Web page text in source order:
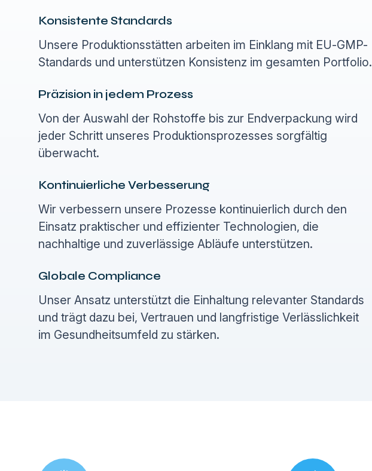
Konsistente Standards
Unsere Produktionsstätten arbeiten im Einklang mit EU-GMP-
Standards und unterstützen Konsistenz im gesamten Portfolio.
Präzision in jedem Prozess
Von der Auswahl der Rohstoffe bis zur Endverpackung wird
jeder Schritt unseres Produktionsprozesses sorgfältig
überwacht.
Kontinuierliche Verbesserung
Wir verbessern unsere Prozesse kontinuierlich durch den
Einsatz praktischer und effizienter Technologien, die
nachhaltige und zuverlässige Abläufe unterstützen.
Globale Compliance
Unser Ansatz unterstützt die Einhaltung relevanter Standards
und trägt dazu bei, Vertrauen und langfristige Verlässlichkeit
im Gesundheitsumfeld zu stärken.